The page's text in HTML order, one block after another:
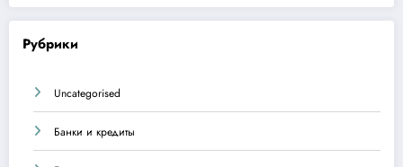
Рубрики
Uncategorised
Банки и кредиты